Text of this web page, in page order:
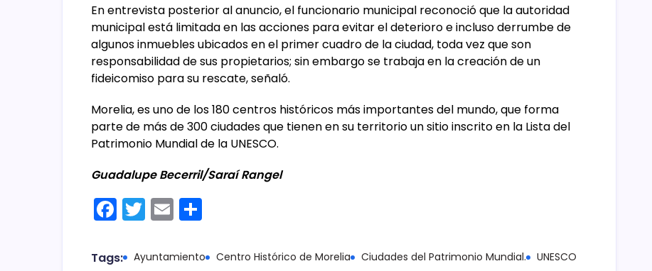
En entrevista posterior al anuncio, el funcionario municipal reconoció que la autoridad
municipal está limitada en las acciones para evitar el deterioro e incluso derrumbe de
algunos inmuebles ubicados en el primer cuadro de la ciudad, toda vez que son
responsabilidad de sus propietarios; sin embargo se trabaja en la creación de un
fideicomiso para su rescate, señaló.
Morelia, es uno de los 180 centros históricos más importantes del mundo, que forma
parte de más de 300 ciudades que tienen en su territorio un sitio inscrito en la Lista del
Patrimonio Mundial de la UNESCO.
Guadalupe Becerril/Saraí Rangel
F
a
c
T
w
itt
E
m
ai m
Tags: Ayuntamiento Centro Histórico de Morelia Ciudades del Patrimonio Mundial. UNESCO